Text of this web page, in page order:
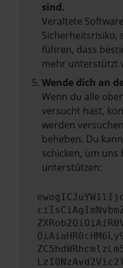
sind.
Veraltete
Sicherheitsrisiko,
führen, dass
mehr unterstützt
Wende dich an
Wenn du alle
versucht hast,
werden
beheben. Du
schicken, um uns
unterstützen: